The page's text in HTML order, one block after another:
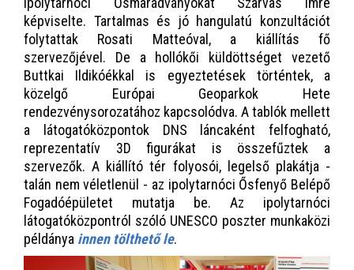
képviselte. Tartalmas és jó hangulatú konzultációt
folytattak Rosati Matteóval, a kiállítás fő
szervezőjével. De a hollókői küldöttséget vezető
Buttkai Ildikóékkal is egyeztetések történtek, a
közelgő Európai Geoparkok Hete
rendezvénysorozatához kapcsolódva. A tablók mellett
a látogatóközpontok DNS láncaként felfogható,
reprezentatív 3D figurákat is összefűztek a
szervezők. A kiállító tér folyosói, legelső plakátja -
talán nem véletlenül - az ipolytarnóci Ősfenyő Belépő
Fogadóépületet mutatja be. Az ipolytarnóci
látogatóközpontról szóló UNESCO poszter munkaközi
példánya innen tölthető le.